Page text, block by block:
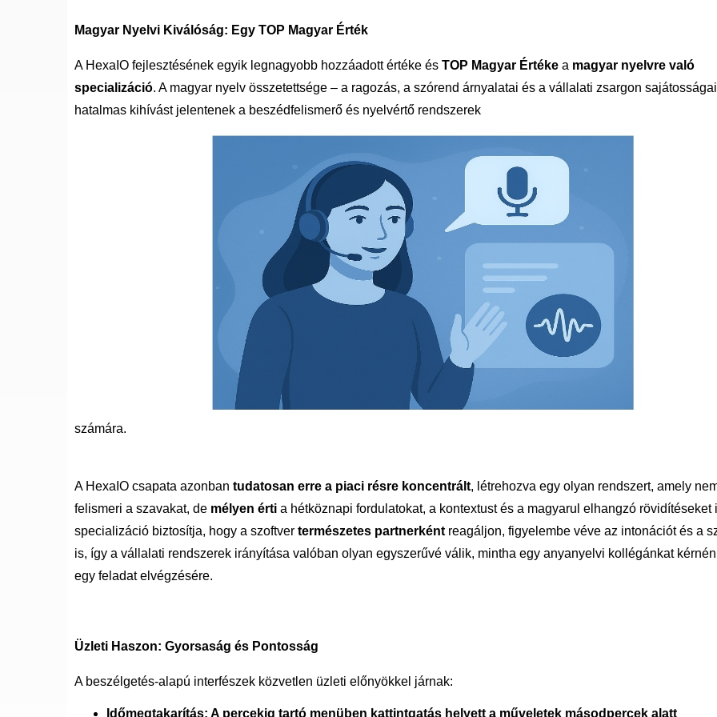
Magyar Nyelvi Kiválóság: Egy TOP Magyar Érték
A HexaIO fejlesztésének egyik legnagyobb hozzáadott értéke és TOP Magyar Értékea magyar nyelvre való
specializáció. A magyar nyelv összetettsége – a ragozás, a szórend árnyalatai és a vállalati zsargon
hatalmas kihívást jelentenek a beszédfelismerő és nyelvértő rendszerek
számára.
A HexaIO csapata azonban tudatosan erre a piaci résre koncentrált, létrehozva egy olyan rendszert, amely
felismeri a szavakat, de mélyen értia hétköznapi fordulatokat, a kontextust és a magyarul elhangzó rövidítéseket
specializáció biztosítja, hogy a szoftver természetes partnerkéntreagáljon, figyelembe véve az intonációt és a
is, így a vállalati rendszerek irányítása valóban olyan egyszerűvé válik, mintha egy anyanyelvi kollégánkat
egy feladat elvégzésére.
Üzleti Haszon: Gyorsaság és Pontosság
A beszélgetés-alapú interfészek közvetlen üzleti előnyökkel járnak:
Időmegtakarítás: A percekig tartó menüben kattintgatás helyett a műveletek másodpercek alatt